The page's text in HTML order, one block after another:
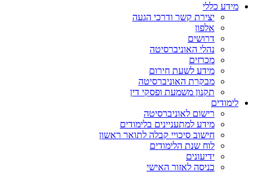
מידע כללי
יצירת קשר ודרכי הגעה
אלפון
דרושים
נהלי האוניברסיטה
מכרזים
מידע לשעת חירום
מבקרת האוניברסיטה
תקנון משמעת ופסקי דין
לימודים
רישום לאוניברסיטה
מידע למתעניינים בלימודים
חישוב סיכויי קבלה לתואר ראשון
לוח שנת הלימודים
ידיעונים
כניסה לאזור האישי